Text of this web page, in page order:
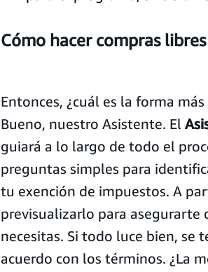
Cómo hacer compras
Entonces, ¿cuál es la forma
Bueno, nuestro Asistente. El
guiará a lo largo de todo el
preguntas simples para
tu exención de impuestos. A
previsualizarlo para asegurarte
necesitas. Si todo luce bien, se
acuerdo con los términos. ¿La